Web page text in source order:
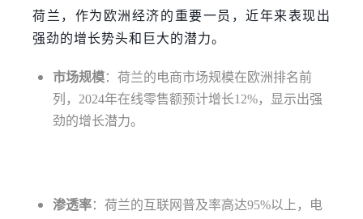
荷兰，作为欧洲经济的重要一员，近年来表现出
强劲的增长势头和巨大的潜力。
市场规模：荷兰的电商市场规模在欧洲排名前
列，2024年在线零售额预计增长12%，显示出强
劲的增长潜力。
渗透率：荷兰的互联网普及率高达95%以上，电